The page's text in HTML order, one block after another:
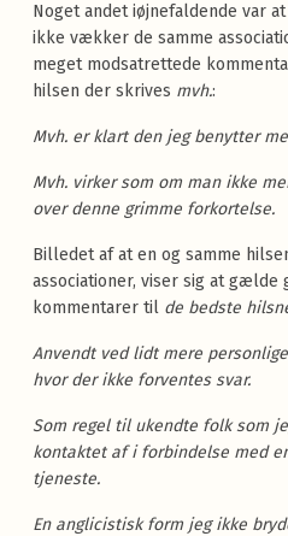
Noget andet iøjnefaldende var
ikke vækker de samme
meget modsatrettede
hilsen der skrives mvh.:
Mvh. er klart den jeg benytter
Mvh. virker som om man ikke
over denne grimme forkortelse.
Billedet af at en og samme
associationer, viser sig at gælde
kommentarer til de bedste
Anvendt ved lidt mere
hvor der ikke forventes svar.
Som regel til ukendte folk som
kontaktet af i forbindelse med
tjeneste.
En anglicistisk form jeg ikke